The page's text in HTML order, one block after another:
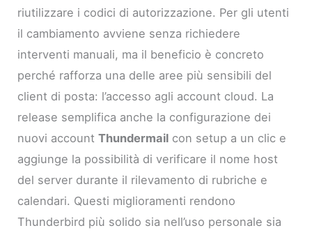
riutilizzare i codici di autorizzazione. Per gli utenti
il cambiamento avviene senza richiedere
interventi manuali, ma il beneficio è concreto
perché rafforza una delle aree più sensibili del
client di posta: l’accesso agli account cloud. La
release semplifica anche la configurazione dei
nuovi accountThundermail con setup a un clic e
aggiunge la possibilità di verificare il nome host
del server durante il rilevamento di rubriche e
calendari. Questi miglioramenti rendono
Thunderbird più solido sia nell’uso personale sia